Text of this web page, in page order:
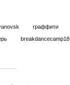
граффити
breakdancecamp18